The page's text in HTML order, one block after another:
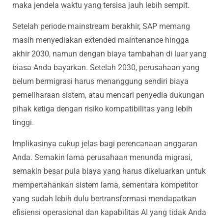
maka jendela waktu yang tersisa jauh lebih sempit.
Setelah periode mainstream berakhir, SAP memang
masih menyediakan extended maintenance hingga
akhir 2030, namun dengan biaya tambahan di luar yang
biasa Anda bayarkan. Setelah 2030, perusahaan yang
belum bermigrasi harus menanggung sendiri biaya
pemeliharaan sistem, atau mencari penyedia dukungan
pihak ketiga dengan risiko kompatibilitas yang lebih
tinggi.
Implikasinya cukup jelas bagi perencanaan anggaran
Anda. Semakin lama perusahaan menunda migrasi,
semakin besar pula biaya yang harus dikeluarkan untuk
mempertahankan sistem lama, sementara kompetitor
yang sudah lebih dulu bertransformasi mendapatkan
efisiensi operasional dan kapabilitas AI yang tidak Anda